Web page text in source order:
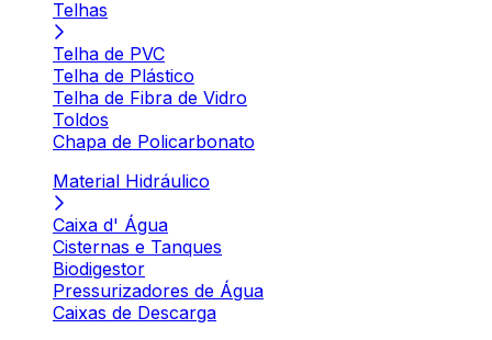
Telhas
Telha de PVC
Telha de Plástico
Telha de Fibra de Vidro
Toldos
Chapa de Policarbonato
Material Hidráulico
Caixa d' Água
Cisternas e Tanques
Biodigestor
Pressurizadores de Água
Caixas de Descarga